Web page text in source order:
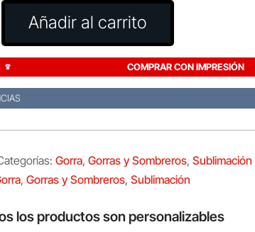
Añadir al carrito
COMPRAR CON IMPRESIÓN
Gorra, Gorras y Sombreros, Sublimación
, Gorras y Sombreros, Sublimación
los productos son personalizables